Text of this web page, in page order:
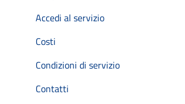
Accedi al servizio
Costi
Condizioni di servizio
Contatti